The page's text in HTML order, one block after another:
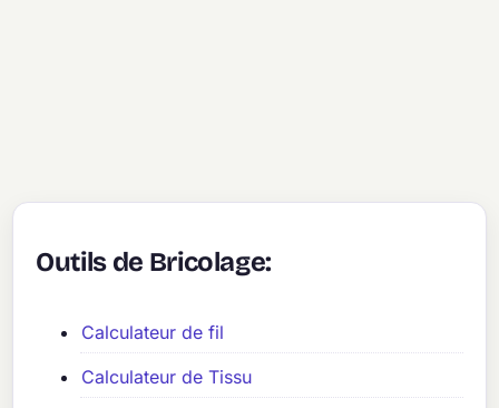
Outils de Bricolage:
Calculateur de fil
Calculateur de Tissu